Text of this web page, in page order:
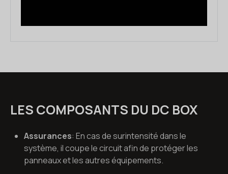
LES COMPOSANTS DU DC BOX
Assurances: En cas de surintensité dans le
système, il coupe le circuit afin de protéger les
panneaux et les autres équipements.